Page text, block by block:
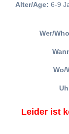
Alter/Age: 6-9
Wer/
Wo/
Leider ist